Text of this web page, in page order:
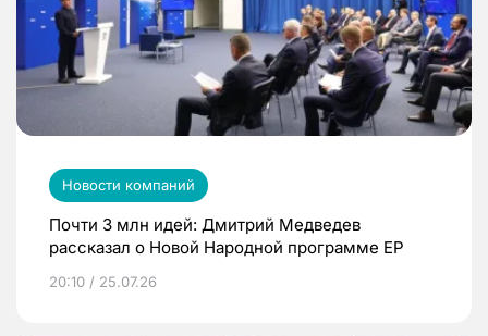
Новости компаний
Почти 3 млн идей: Дмитрий Медведев
рассказал о Новой Народной программе ЕР
20:10 / 25.07.26